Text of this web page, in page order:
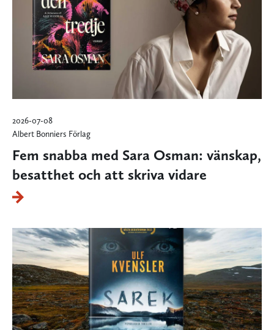
2026-07-08
Albert Bonniers Förlag
Fem snabba med Sara Osman: vänskap,
besatthet och att skriva vidare